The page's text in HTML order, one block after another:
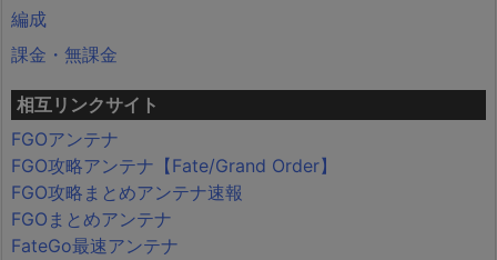
編成
課金・無課金
相互リンクサイト
FGOアンテナ
FGO攻略アンテナ【Fate/Grand Order】
FGO攻略まとめアンテナ速報
FGOまとめアンテナ
FateGo最速アンテナ